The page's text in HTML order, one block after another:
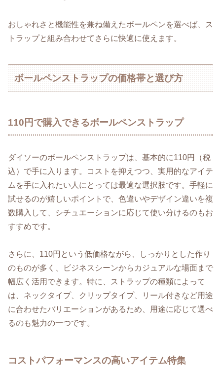
おしゃれさと機能性を兼ね備えたボールペンを選べば、ス
トラップと組み合わせてさらに快適に使えます。
ボールペンストラップの価格帯と選び方
110円で購入できるボールペンストラップ
ダイソーのボールペンストラップは、基本的に110円（税
込）で手に入ります。コストを抑えつつ、実用的なアイテ
ムを手に入れたい人にとっては最適な選択肢です。手軽に
試せるのが嬉しいポイントで、色違いやデザイン違いを複
数購入して、シチュエーションに応じて使い分けるのもお
すすめです。
さらに、110円という低価格ながら、しっかりとした作り
のものが多く、ビジネスシーンからカジュアルな場面まで
幅広く活用できます。特に、ストラップの種類によって
は、ネックタイプ、クリップタイプ、リール付きなど用途
に合わせたバリエーションがあるため、用途に応じて選べ
るのも魅力の一つです。
コストパフォーマンスの高いアイテム特集